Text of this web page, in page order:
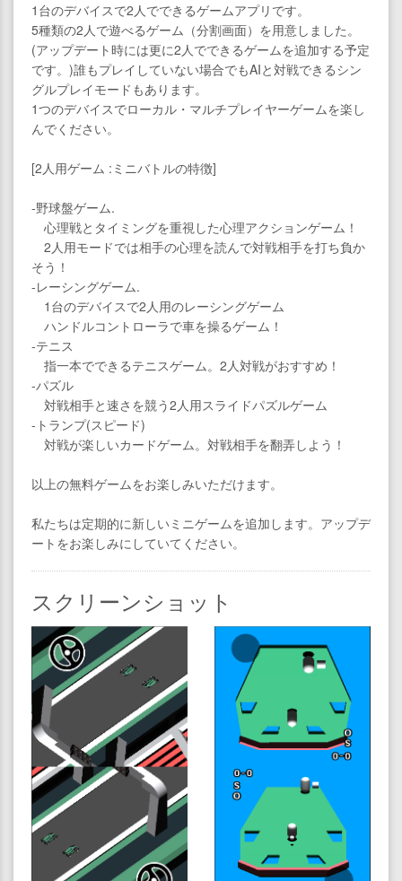
1台のデバイスで2人でできるゲームアプリです。
5種類の2人で遊べるゲーム（分割画面）を用意しました。
(アップデート時には更に2人でできるゲームを追加する予定
です。)誰もプレイしていない場合でもAIと対戦できるシン
グルプレイモードもあります。
1つのデバイスでローカル・マルチプレイヤーゲームを楽し
んでください。
[2人用ゲーム :ミニバトルの特徴]
-野球盤ゲーム.
心理戦とタイミングを重視した心理アクションゲーム！
2人用モードでは相手の心理を読んで対戦相手を打ち負か
そう！
-レーシングゲーム.
1台のデバイスで2人用のレーシングゲーム
ハンドルコントローラで車を操るゲーム！
-テニス
指一本でできるテニスゲーム。2人対戦がおすすめ！
-パズル
対戦相手と速さを競う2人用スライドパズルゲーム
-トランプ(スピード)
対戦が楽しいカードゲーム。対戦相手を翻弄しよう！
以上の無料ゲームをお楽しみいただけます。
私たちは定期的に新しいミニゲームを追加します。アップデ
ートをお楽しみにしていてください。
スクリーンショット